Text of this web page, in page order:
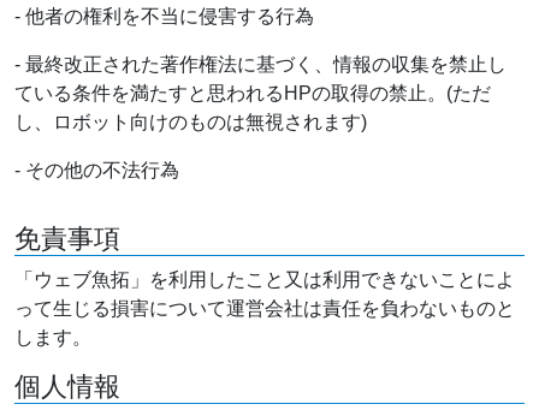
- 他者の権利を不当に侵害する行為
- 最終改正された著作権法に基づく、情報の収集を禁止し
ている条件を満たすと思われるHPの取得の禁止。(ただ
し、ロボット向けのものは無視されます)
- その他の不法行為
免責事項
「ウェブ魚拓」を利用したこと又は利用できないことによ
って生じる損害について運営会社は責任を負わないものと
します。
個人情報